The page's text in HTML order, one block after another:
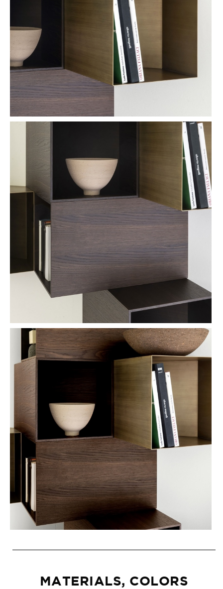
MATERIALS, COLORS